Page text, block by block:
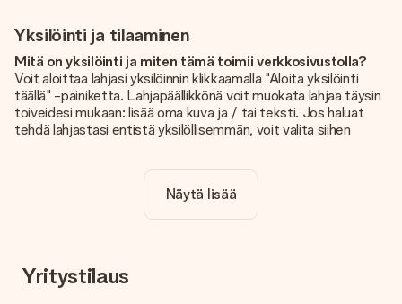
Yksilöinti ja tilaaminen
Mitä on yksilöinti ja miten tämä toimii verkkosivustolla?
Voit aloittaa lahjasi yksilöinnin klikkaamalla "Aloita yksilöinti
täällä" -painiketta. Lahjapäällikkönä voit muokata lahjaa täysin
toiveidesi mukaan: lisää oma kuva ja / tai teksti. Jos haluat
tehdä lahjastasi entistä yksilöllisemmän, voit valita siihen
Sisältyykö yksilöinti hintaan?
Sivustolla näkyvä hinta sisältää lahjasi yksilöinnin. Hauskaa ja
Haluamme varmistaa, että olet täysin tyytyväinen lahjaasi.
Siksi on tärkeää käyttää korkealaatuisia valokuvia. Jos olet
Näytä lisää
Yritystilaus